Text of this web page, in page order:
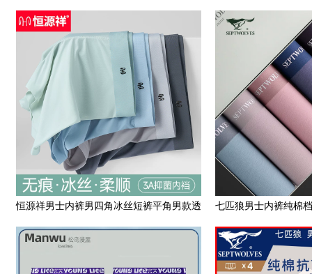
红色本命年大红新年礼盒
丝透气男短
恒源祥男士内裤男四角冰丝短裤平角男款透
气薄款夏季抗菌运动裤衩
七匹狼男士内裤纯棉
无痕透气青